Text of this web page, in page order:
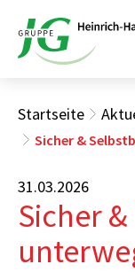
Startseite
Sicher &
31.03.2026
Sicher